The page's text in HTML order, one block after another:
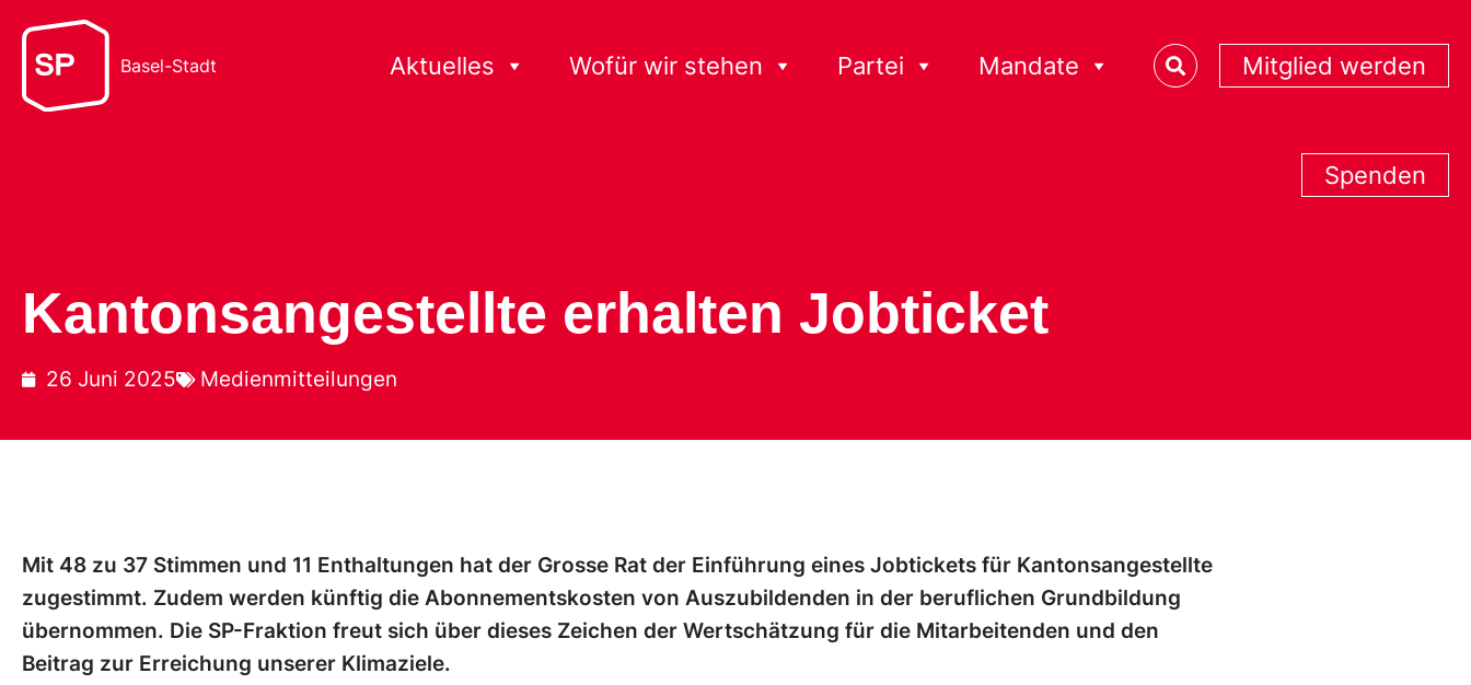
Basel-Stadt Aktuelles Wofür wir stehen Partei Mandate Mitglied werden
Spenden
Kantonsangestellte erhalten Jobticket
26 Juni 2025 Medienmitteilungen
Mit 48 zu 37 Stimmen und 11 Enthaltungen hat der Grosse Rat der Einführung eines Jobtickets für Kantonsangestellte
zugestimmt. Zudem werden künftig die Abonnementskosten von Auszubildenden in der beruflichen Grundbildung
übernommen. Die SP-Fraktion freut sich über dieses Zeichen der Wertschätzung für die Mitarbeitenden und den
Beitrag zur Erreichung unserer Klimaziele.